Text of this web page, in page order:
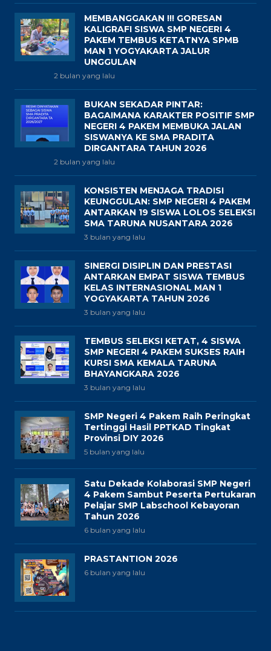
MEMBANGGAKAN !!! GORESAN
KALIGRAFI SISWA SMP NEGERI 4
PAKEM TEMBUS KETATNYA SPMB
MAN 1 YOGYAKARTA JALUR
UNGGULAN
2 bulan yang lalu
BUKAN SEKADAR PINTAR:
BAGAIMANA KARAKTER POSITIF SMP
NEGERI 4 PAKEM MEMBUKA JALAN
SISWANYA KE SMA PRADITA
DIRGANTARA TAHUN 2026
2 bulan yang lalu
KONSISTEN MENJAGA TRADISI
KEUNGGULAN: SMP NEGERI 4 PAKEM
ANTARKAN 19 SISWA LOLOS SELEKSI
SMA TARUNA NUSANTARA 2026
3 bulan yang lalu
SINERGI DISIPLIN DAN PRESTASI
ANTARKAN EMPAT SISWA TEMBUS
KELAS INTERNASIONAL MAN 1
YOGYAKARTA TAHUN 2026
3 bulan yang lalu
TEMBUS SELEKSI KETAT, 4 SISWA
SMP NEGERI 4 PAKEM SUKSES RAIH
KURSI SMA KEMALA TARUNA
BHAYANGKARA 2026
3 bulan yang lalu
SMP Negeri 4 Pakem Raih Peringkat
Tertinggi Hasil PPTKAD Tingkat
Provinsi DIY 2026
5 bulan yang lalu
Satu Dekade Kolaborasi SMP Negeri
4 Pakem Sambut Peserta Pertukaran
Pelajar SMP Labschool Kebayoran
Tahun 2026
6 bulan yang lalu
PRASTANTION 2026
6 bulan yang lalu